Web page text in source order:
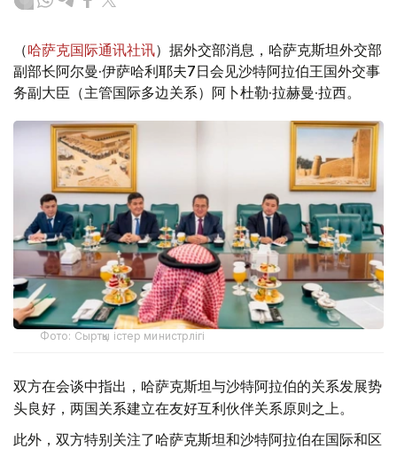
（哈萨克国际通讯社讯）据外交部消息，哈萨克斯坦外交部
副部长阿尔曼·伊萨哈利耶夫7日会见沙特阿拉伯王国外交事
务副大臣（主管国际多边关系）阿卜杜勒·拉赫曼·拉西。
Фото: Сыртқы істер министрлігі
双方在会谈中指出，哈萨克斯坦与沙特阿拉伯的关系发展势
头良好，两国关系建立在友好互利伙伴关系原则之上。
此外，双方特别关注了哈萨克斯坦和沙特阿拉伯在国际和区